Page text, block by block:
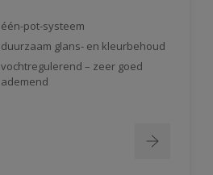
één-pot-systeem
duurzaam glans- en kleurbehoud
vochtregulerend – zeer goed
ademend